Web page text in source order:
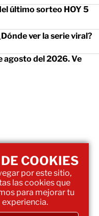
último sorteo HOY 5
ver la serie viral?
agosto del 2026. Ve
COOKIES
por este sitio,
las cookies que
para mejorar tu
experiencia.